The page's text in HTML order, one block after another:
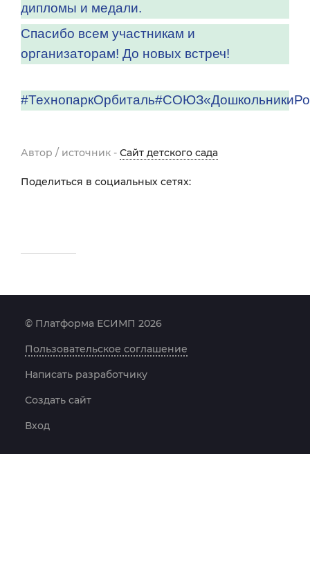
дипломы и медали.
Спасибо всем участникам и
организаторам! До новых встреч!
Автор / источник - Сайт детского сада
Поделиться в социальных сетях:
© Платформа ЕСИМП 2026
Пользовательское соглашение
Написать разработчику
Создать сайт
Вход